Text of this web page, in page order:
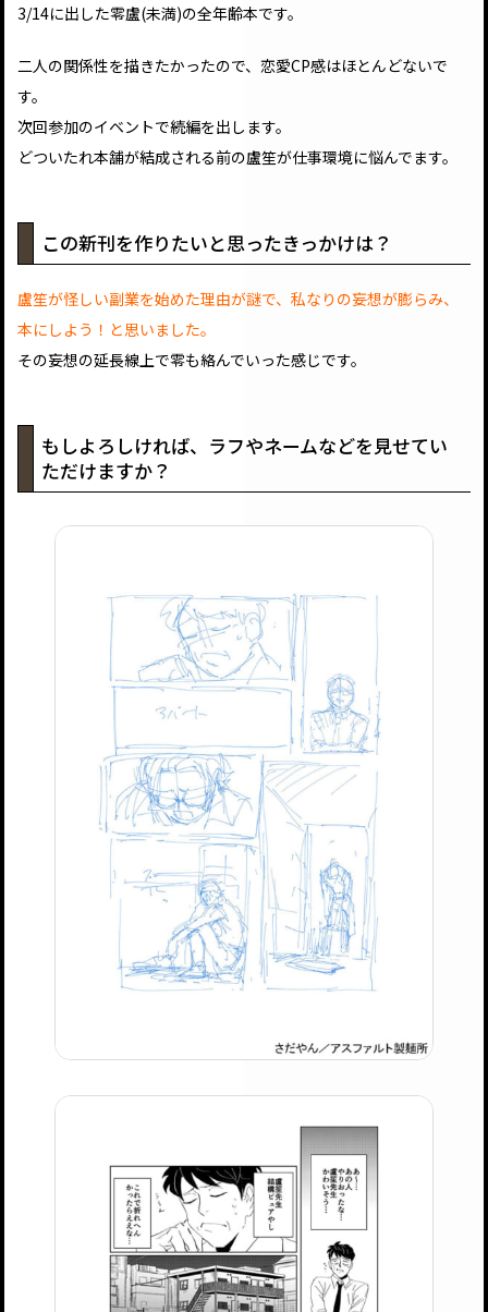
3/14に出した零盧(未満)の全年齢本です。
二人の関係性を描きたかったので、恋愛CP感はほとんどないで
す。
次回参加のイベントで続編を出します。
どついたれ本舗が結成される前の盧笙が仕事環境に悩んでます。
この新刊を作りたいと思ったきっかけは？
盧笙が怪しい副業を始めた理由が謎で、私なりの妄想が膨らみ、
本にしよう！と思いました。
その妄想の延長線上で零も絡んでいった感じです。
もしよろしければ、ラフやネームなどを見せてい
ただけますか？